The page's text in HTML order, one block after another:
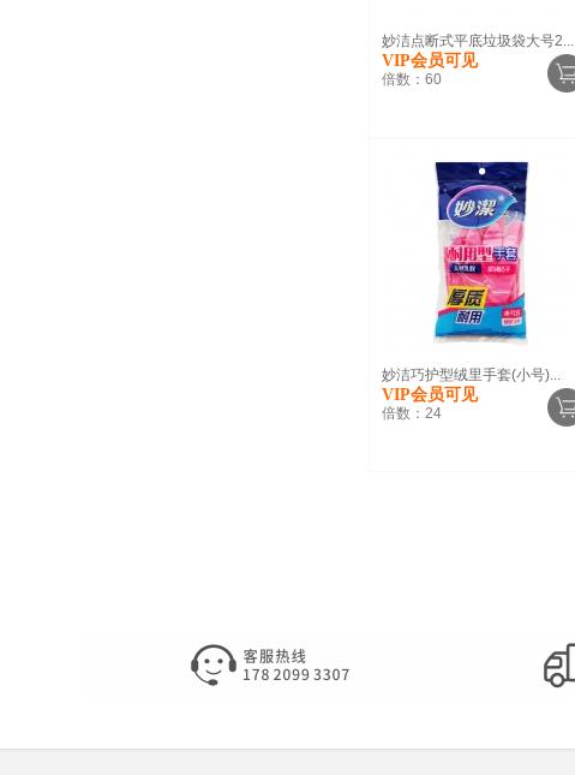
妙洁点断式平底垃圾袋大号2...
VIP会员可见
倍数： 60
妙洁巧护型绒里手套(小号)...
VIP会员可见
倍数： 24